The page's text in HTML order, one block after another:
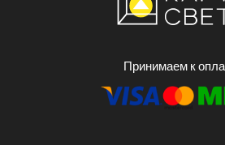
Принимаем к